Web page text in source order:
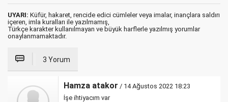
UYARI: Küfür, hakaret, rencide edici cümleler veya imalar, inançlara saldırı
içeren, imla kuralları ile yazılmamış,
Türkçe karakter kullanılmayan ve büyük harflerle yazılmış yorumlar
onaylanmamaktadır.
3 Yorum
Hamza atakor / 14 Ağustos 2022 18:23
İşe ihtiyacım var